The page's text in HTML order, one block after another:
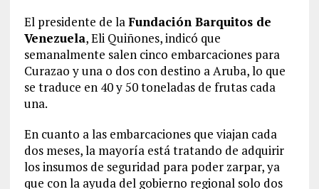
El presidente de laFundación Barquitos de
Venezuela, Eli Quiñones, indicó que
semanalmente salen cinco embarcaciones para
Curazao y una o dos con destino a Aruba, lo que
se traduce en 40 y 50 toneladas de frutas cada
una.
En cuanto a las embarcaciones que viajan cada
dos meses, la mayoría está tratando de adquirir
los insumos de seguridad para poder zarpar, ya
que con la ayuda del gobierno regional solo dos